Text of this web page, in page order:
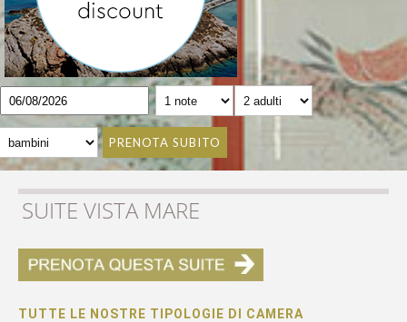
PRENOTA SUBITO
SUITE VISTA MARE
TUTTE LE NOSTRE TIPOLOGIE DI CAMERA